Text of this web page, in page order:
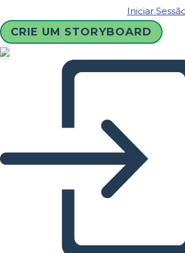
Iniciar
CRIE UM STORYBOARD